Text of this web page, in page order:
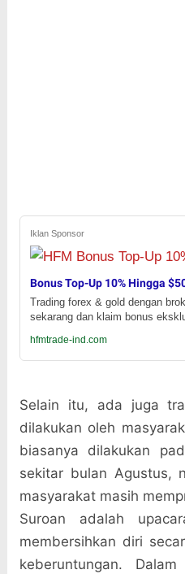
Iklan Sponsor
Bonus Top-Up 10% Hingga
Trading forex & gold dengan
sekarang dan klaim bonus
hfmtrade-ind.com
Selain itu, ada juga
dilakukan oleh
biasanya dilakukan
sekitar bulan Agustus,
masyarakat masih
Suroan adalah
membersihkan diri
keberuntungan.